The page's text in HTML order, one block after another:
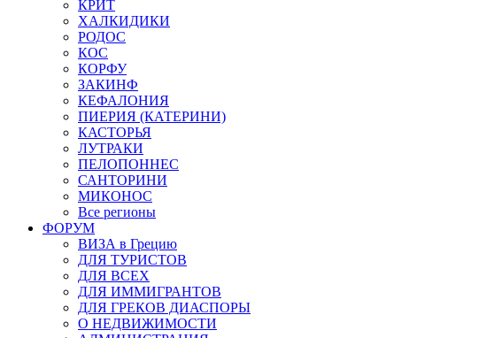
КРИТ
ХАЛКИДИКИ
РОДОС
КОС
КОРФУ
ЗАКИНФ
КЕФАЛОНИЯ
ПИЕРИЯ (КАТЕРИНИ)
КАСТОРЬЯ
ЛУТРАКИ
ПЕЛОПОННЕС
САНТОРИНИ
МИКОНОС
Все регионы
ФОРУМ
ВИЗА в Грецию
ДЛЯ ТУРИСТОВ
ДЛЯ ВСЕХ
ДЛЯ ИММИГРАНТОВ
ДЛЯ ГРЕКОВ ДИАСПОРЫ
О НЕДВИЖИМОСТИ